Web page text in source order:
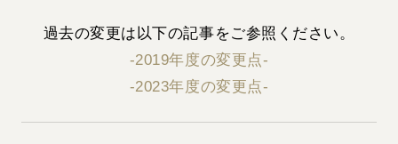
過去の変更は以下の記事をご参照ください。
-2019年度の変更点-
-2023年度の変更点-